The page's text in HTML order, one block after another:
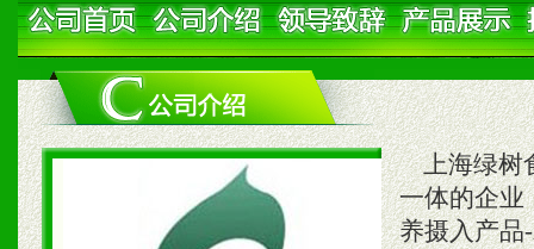
上海绿树
一体的企业
养摄入产品